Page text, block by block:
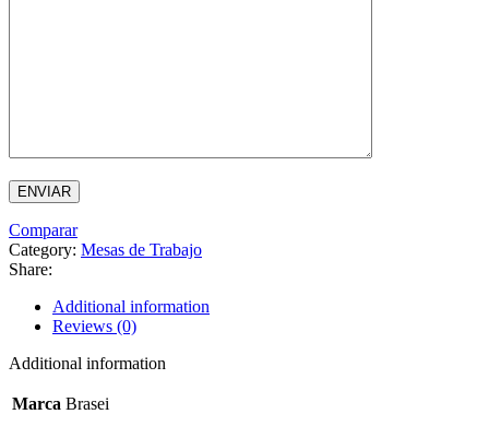
Comparar
Category: Mesas de Trabajo
Share:
Additional information
Reviews (0)
Additional information
Marca Brasei